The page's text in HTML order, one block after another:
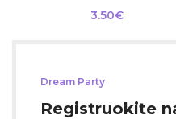
3.50€
Dream Party
Registruokite